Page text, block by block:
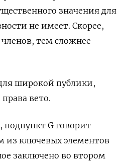
значения для
не имеет. Скорее,
тем сложнее
широкой публики,
вето.
подпункт G говорит
из ключевых элементов
заключено во втором